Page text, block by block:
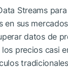
Streams
sus
datos de
precios casi